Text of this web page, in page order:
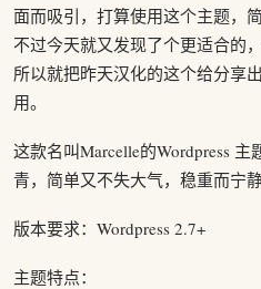
面而吸引，打算使用这个主题，
不过今天就又发现了个更适合的
所以就把昨天汉化的这个给分享
用。
这款名叫Marcelle的Wordpress
青，简单又不失大气，稳重而宁静
版本要求：Wordpress 2.7+
主题特点：